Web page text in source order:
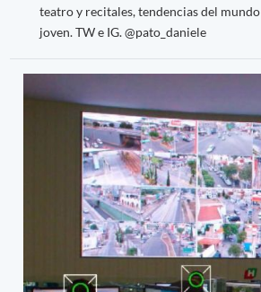
teatro y recitales, tendencias del mundo
joven. TW e IG. @pato_daniele